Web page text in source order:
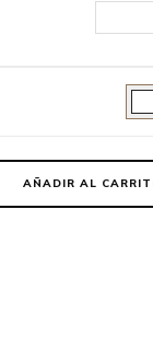
AÑADIR AL